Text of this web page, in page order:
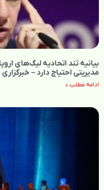
بیانیه تند اتحادیه لیگ‌های
مدیریتی احتیاج دارد – خبرگزاری
ادامه مطلب »